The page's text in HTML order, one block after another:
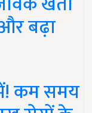
बढ़ा
कम समय